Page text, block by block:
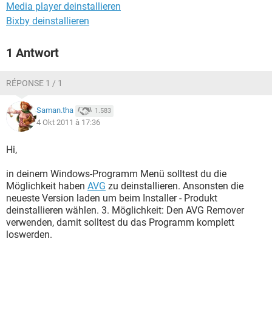
Media player deinstallieren
Bixby deinstallieren
1 Antwort
RÉPONSE 1 / 1
Saman.tha 1.583
4 Okt 2011 à 17:36
Hi,
in deinem Windows-Programm Menü solltest du die
Möglichkeit haben AVG zu deinstallieren. Ansonsten die
neueste Version laden um beim Installer - Produkt
deinstallieren wählen. 3. Möglichkeit: Den AVG Remover
verwenden, damit solltest du das Programm komplett
loswerden.